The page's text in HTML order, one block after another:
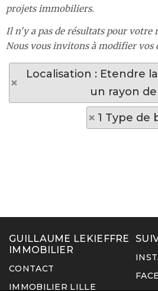
projets immobiliers.
Il n'y a pas de résultats pour votre
Nous vous invitons à modifier vos
Localisation : Etendre
un rayon
1 Type de
GUILLAUME LEKIEFFRE
IMMOBILIER
CONTACT
IMMOBILIER LILLE